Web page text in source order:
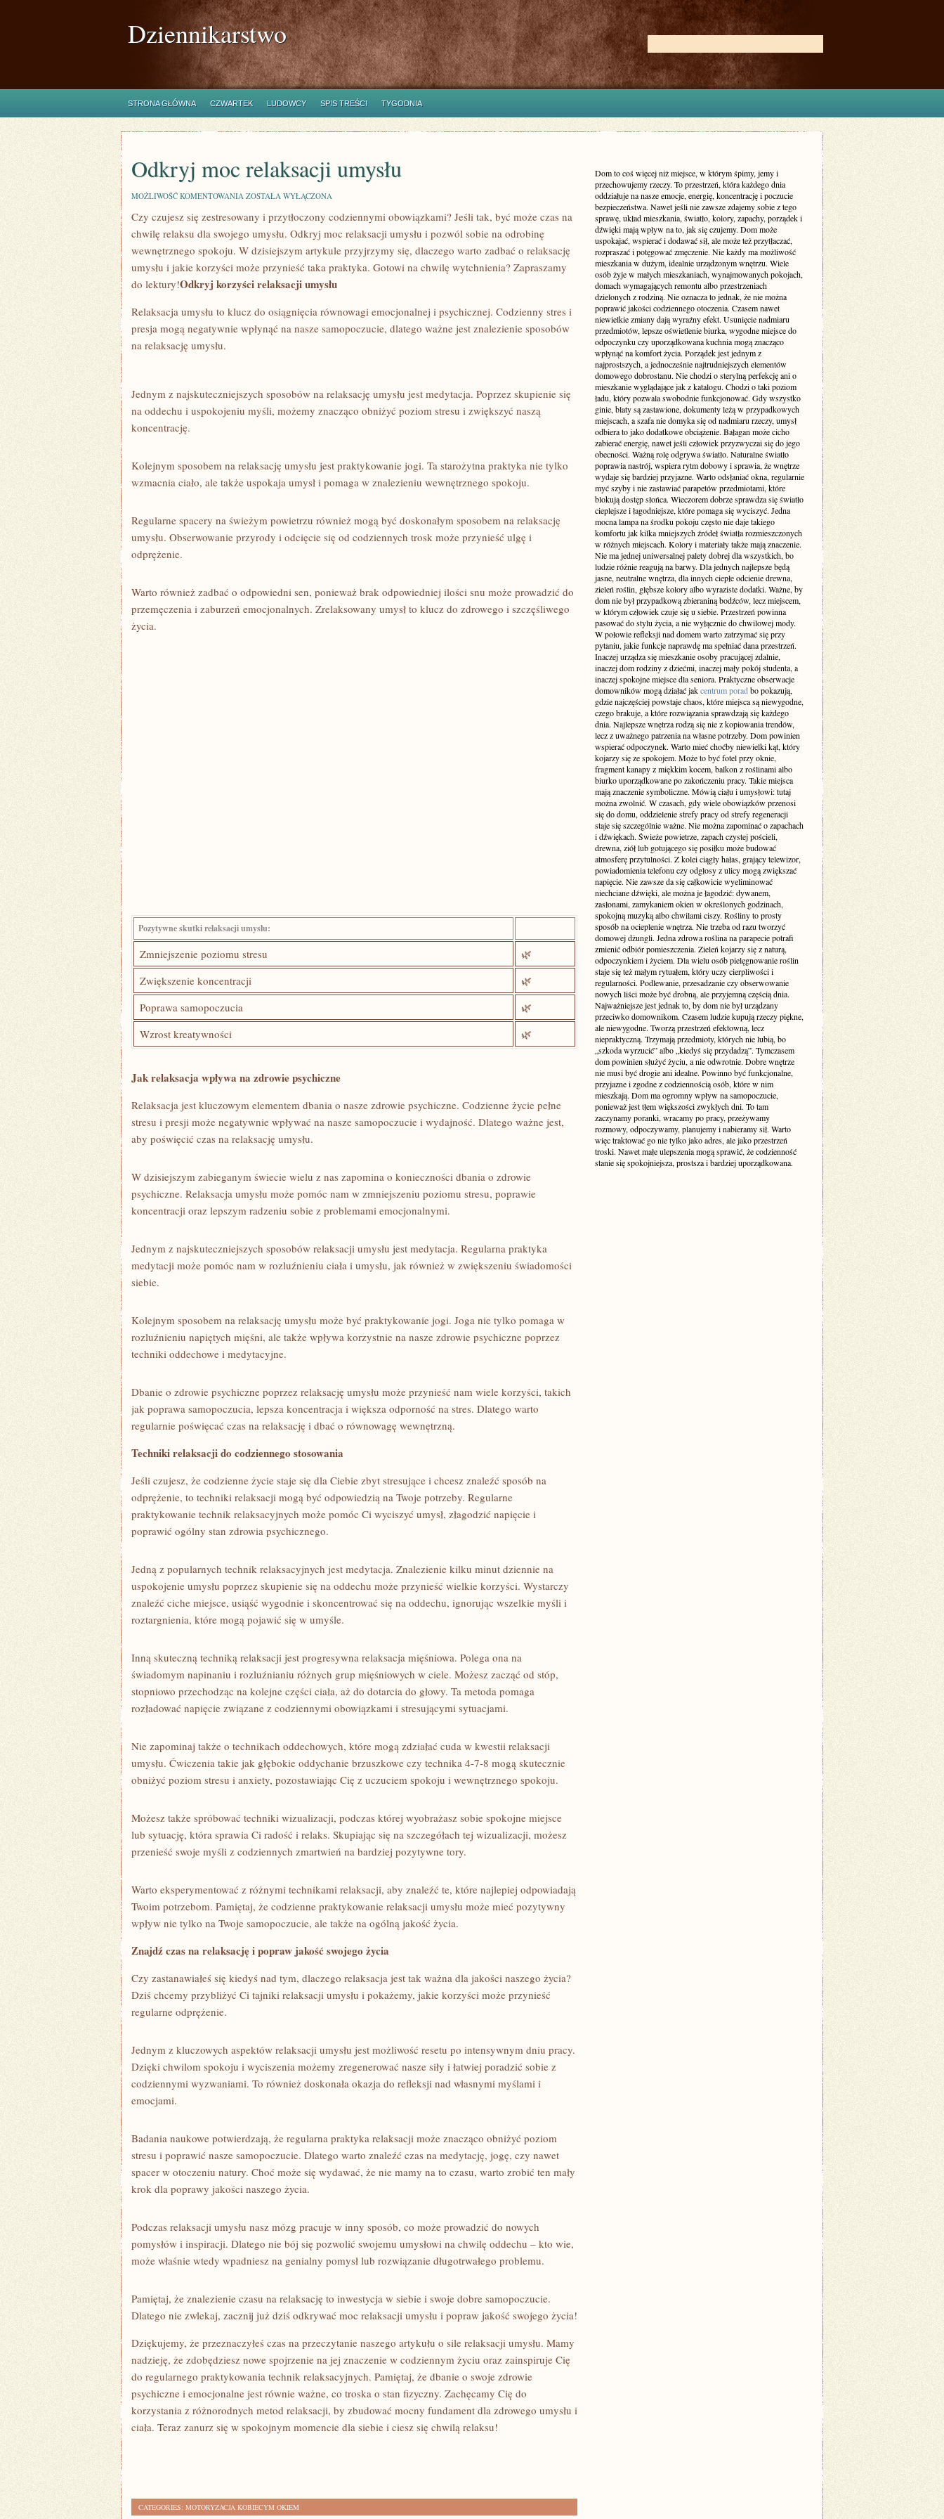
Dziennikarstwo
STRONA GŁÓWNA CZWARTEK LUDOWCY SPIS TREŚCI TYGODNIA
Odkryj moc relaksacji umysłu
MOŻLIWOŚĆ KOMENTOWANIA ODKRYJ
RELAKSACJI
UMYSŁU
ZOSTAŁA WYŁĄCZONA
Czy czujesz się zestresowany i przytłoczony‌ codziennymi obowiązkami? Jeśli tak, być może czas‌ na ​
chwilę ​relaksu dla swojego umysłu. Odkryj moc ⁤relaksacji ⁢umysłu i pozwól sobie ⁤na‌ odrobinę
wewnętrznego spokoju. ‍W‌ dzisiejszym⁢ artykule przyjrzymy się, ⁤dlaczego warto ​zadbać o relaksację‍
umysłu i jakie korzyści może przynieść taka praktyka. Gotowi na chwilę wytchnienia? Zapraszamy
do lektury!Odkryj korzyści relaksacji umysłu
Relaksacja umysłu to klucz do ‍osiągnięcia równowagi emocjonalnej i psychicznej. Codzienny stres i
presja mogą negatywnie wpłynąć na nasze samopoczucie, dlatego ważne jest znalezienie sposobów
na relaksację ‍umysłu.
Jednym z najskuteczniejszych sposobów na ⁤relaksację umysłu jest medytacja. Poprzez skupienie się
na oddechu i uspokojeniu ‌myśli, możemy znacząco obniżyć poziom stresu i zwiększyć naszą‌
koncentrację.
Kolejnym sposobem na relaksację umysłu jest praktykowanie jogi.‍ Ta starożytna praktyka nie ⁤tylko
wzmacnia ciało, ale także uspokaja umysł‌ i pomaga w znalezieniu wewnętrznego spokoju.
Regularne spacery na ‍świeżym powietrzu również mogą być⁤ doskonałym sposobem na relaksację
umysłu. Obserwowanie przyrody i odcięcie ‌się‌ od codziennych trosk‍ może przynieść ulgę i
odprężenie.
Warto również zadbać o ‌odpowiedni⁤ sen, ponieważ brak odpowiedniej ilości snu może prowadzić do
przemęczenia i zaburzeń emocjonalnych. Zrelaksowany umysł to klucz do zdrowego i szczęśliwego
życia.
Pozytywne skutki relaksacji ⁢umysłu:
Zmniejszenie poziomu stresu
🌿
Zwiększenie ⁤koncentracji
🌿
Poprawa samopoczucia
🌿
Wzrost kreatywności
🌿
Jak relaksacja wpływa na zdrowie psychiczne
Relaksacja jest kluczowym elementem dbania o nasze zdrowie psychiczne.⁣ Codzienne życie pełne
stresu i presji może negatywnie wpływać na nasze samopoczucie i wydajność. Dlatego ważne jest,
aby poświęcić czas na relaksację umysłu.
W dzisiejszym zabieganym świecie wielu z nas zapomina o konieczności dbania o zdrowie
psychiczne. Relaksacja umysłu może pomóc nam w zmniejszeniu poziomu stresu, poprawie
koncentracji oraz lepszym​ radzeniu sobie z⁣ problemami emocjonalnymi.
Jednym z ​najskuteczniejszych sposobów relaksacji umysłu⁤ jest medytacja. ‍Regularna praktyka
medytacji może pomóc nam w rozluźnieniu ciała i umysłu, jak również ⁤w zwiększeniu‍ świadomości
siebie.
Kolejnym⁢ sposobem na ⁤relaksację umysłu może być praktykowanie jogi. Joga nie tylko pomaga w
rozluźnieniu napiętych‌ mięśni, ale ​także wpływa korzystnie na nasze zdrowie psychiczne poprzez
techniki oddechowe i medytacyjne.
Dbanie o zdrowie psychiczne poprzez relaksację umysłu może przynieść ‌nam wiele​ korzyści, ​takich
jak poprawa samopoczucia, lepsza koncentracja ⁢i większa odporność na stres. Dlatego warto‌
regularnie poświęcać​ czas na relaksację ⁣i dbać⁣ o równowagę wewnętrzną.
Techniki relaksacji do ⁢codziennego stosowania
Jeśli czujesz, że codzienne życie staje się⁢ dla Ciebie zbyt stresujące i chcesz znaleźć sposób na
odprężenie, to techniki ⁢relaksacji mogą być odpowiedzią na Twoje potrzeby. Regularne
praktykowanie technik relaksacyjnych może pomóc Ci wyciszyć umysł, złagodzić napięcie i
poprawić ogólny stan ​zdrowia psychicznego.
Jedną z popularnych ⁢technik relaksacyjnych jest medytacja. Znalezienie kilku minut ​dziennie na
uspokojenie umysłu poprzez ‌skupienie się na oddechu⁣ może przynieść ⁢wielkie⁤ korzyści. Wystarczy
znaleźć ciche miejsce, usiąść wygodnie i skoncentrować się​ na oddechu, ​ignorując wszelkie myśli i
roztargnienia, które mogą pojawić się ‍w umyśle.
Inną⁣ skuteczną techniką relaksacji jest progresywna relaksacja mięśniowa. Polega ona ⁤na
świadomym napinaniu i rozluźnianiu różnych grup mięśniowych‌ w ciele. Możesz zacząć od stóp,
stopniowo przechodząc na kolejne części​ ciała, aż do dotarcia ⁢do głowy. Ta metoda pomaga
rozładować napięcie związane z codziennymi obowiązkami i stresującymi sytuacjami.
Nie⁤ zapominaj także o technikach ​oddechowych, które mogą zdziałać cuda w kwestii relaksacji
umysłu. Ćwiczenia takie jak głębokie oddychanie brzuszkowe czy technika 4-7-8 mogą skutecznie
⁢obniżyć poziom stresu i anxiety, pozostawiając Cię ⁤z uczuciem spokoju i wewnętrznego spokoju.
Możesz także spróbować techniki‍ wizualizacji, podczas​ której wyobrażasz sobie spokojne miejsce
‍lub sytuację, która sprawia ​Ci radość i relaks. Skupiając się na ⁤szczegółach tej‍ wizualizacji,‌ możesz
przenieść ‌swoje myśli z codziennych⁢ zmartwień na bardziej pozytywne ‌tory.
Warto eksperymentować z różnymi technikami relaksacji, aby znaleźć te, które najlepiej ⁤odpowiadają
Twoim potrzebom. Pamiętaj, że codzienne praktykowanie relaksacji umysłu może mieć pozytywny
wpływ⁢ nie tylko na Twoje samopoczucie, ale także na ogólną jakość ‍życia.
Znajdź czas na relaksację i popraw ⁢jakość swojego życia
Czy zastanawiałeś się kiedyś nad tym,⁤ dlaczego relaksacja jest​ tak ważna dla jakości naszego życia?
Dziś chcemy przybliżyć Ci tajniki relaksacji umysłu i pokażemy, jakie korzyści może przynieść⁢
regularne odprężenie.
Jednym z kluczowych aspektów relaksacji umysłu jest możliwość resetu po intensywnym dniu pracy.
Dzięki⁤ chwilom spokoju i wyciszenia możemy zregenerować ⁤nasze siły i łatwiej poradzić sobie z
codziennymi wyzwaniami. To również⁢ doskonała okazja do refleksji nad własnymi​ myślami i
emocjami.
Badania naukowe potwierdzają, że regularna praktyka‍ relaksacji ​może znacząco obniżyć ⁣poziom
⁣stresu ‍i poprawić nasze samopoczucie. Dlatego warto znaleźć czas na medytację, jogę, czy nawet
spacer w otoczeniu natury. Choć może się wydawać, że nie mamy ​na to⁣ czasu, warto zrobić ten mały
krok dla poprawy jakości naszego życia.
Podczas relaksacji⁢ umysłu ⁣nasz mózg pracuje w inny sposób, co może ⁣prowadzić do nowych
pomysłów ⁢i inspiracji. Dlatego nie bój się ⁤pozwolić swojemu umysłowi na chwilę oddechu – kto wie,
może właśnie wtedy‍ wpadniesz ⁣na genialny⁤ pomysł lub rozwiązanie długotrwałego problemu.
Pamiętaj, że znalezienie czasu na⁣ relaksację ⁤to inwestycja w‍ siebie i swoje dobre samopoczucie.
Dlatego nie zwlekaj, zacznij już dziś ‍odkrywać moc relaksacji umysłu i​ popraw jakość swojego⁣ życia!
Dziękujemy, że ‌przeznaczyłeś czas ‍na przeczytanie ‌naszego artykułu⁢ o sile relaksacji umysłu. Mamy
nadzieję, że⁣ zdobędziesz ​nowe spojrzenie na jej znaczenie w codziennym życiu oraz zainspiruje Cię
do regularnego​ praktykowania technik relaksacyjnych. Pamiętaj, że dbanie o​ swoje zdrowie
psychiczne i emocjonalne jest równie ważne, co troska o stan⁢ fizyczny. Zachęcamy Cię do
korzystania z⁤ różnorodnych metod relaksacji, by zbudować mocny fundament ​dla zdrowego umysłu i
ciała. Teraz zanurz się‍ w spokojnym momencie dla siebie i ciesz się ⁢chwilą relaksu!
CATEGORIES: MOTORYZACJA KOBIECYM OKIEM
Dom to coś więcej niż miejsce, w którym śpimy, jemy i
przechowujemy rzeczy. To przestrzeń, która każdego dnia
oddziałuje na nasze emocje, energię, koncentrację i poczucie
bezpieczeństwa. Nawet jeśli nie zawsze zdajemy sobie z tego
sprawę, układ mieszkania, światło, kolory, zapachy, porządek i
dźwięki mają wpływ na to, jak się czujemy. Dom może
uspokajać, wspierać i dodawać sił, ale może też przytłaczać,
rozpraszać i potęgować zmęczenie. Nie każdy ma możliwość
mieszkania w dużym, idealnie urządzonym wnętrzu. Wiele
osób żyje w małych mieszkaniach, wynajmowanych pokojach,
domach wymagających remontu albo przestrzeniach
dzielonych z rodziną. Nie oznacza to jednak, że nie można
poprawić jakości codziennego otoczenia. Czasem nawet
niewielkie zmiany dają wyraźny efekt. Usunięcie nadmiaru
przedmiotów, lepsze oświetlenie biurka, wygodne miejsce do
odpoczynku czy uporządkowana kuchnia mogą znacząco
wpłynąć na komfort życia. Porządek jest jednym z
najprostszych, a jednocześnie najtrudniejszych elementów
domowego dobrostanu. Nie chodzi o sterylną perfekcję ani o
mieszkanie wyglądające jak z katalogu. Chodzi o taki poziom
ładu, który pozwala swobodnie funkcjonować. Gdy wszystko
ginie, blaty są zastawione, dokumenty leżą w przypadkowych
miejscach, a szafa nie domyka się od nadmiaru rzeczy, umysł
odbiera to jako dodatkowe obciążenie. Bałagan może cicho
zabierać energię, nawet jeśli człowiek przyzwyczai się do jego
obecności. Ważną rolę odgrywa światło. Naturalne światło
poprawia nastrój, wspiera rytm dobowy i sprawia, że wnętrze
wydaje się bardziej przyjazne. Warto odsłaniać okna, regularnie
myć szyby i nie zastawiać parapetów przedmiotami, które
blokują dostęp słońca. Wieczorem dobrze sprawdza się światło
cieplejsze i łagodniejsze, które pomaga się wyciszyć. Jedna
mocna lampa na środku pokoju często nie daje takiego
komfortu jak kilka mniejszych źródeł światła rozmieszczonych
w różnych miejscach. Kolory i materiały także mają znaczenie.
Nie ma jednej uniwersalnej palety dobrej dla wszystkich, bo
ludzie różnie reagują na barwy. Dla jednych najlepsze będą
jasne, neutralne wnętrza, dla innych ciepłe odcienie drewna,
zieleń roślin, głębsze kolory albo wyraziste dodatki. Ważne, by
dom nie był przypadkową zbieraniną bodźców, lecz miejscem,
w którym człowiek czuje się u siebie. Przestrzeń powinna
pasować do stylu życia, a nie wyłącznie do chwilowej mody.
W połowie refleksji nad domem warto zatrzymać się przy
pytaniu, jakie funkcje naprawdę ma spełniać dana przestrzeń.
Inaczej urządza się mieszkanie osoby pracującej zdalnie,
inaczej dom rodziny z dziećmi, inaczej mały pokój studenta, a
inaczej spokojne miejsce dla seniora. Praktyczne obserwacje
domowników mogą działać jakcentrum poradbo pokazują,
gdzie najczęściej powstaje chaos, które miejsca są niewygodne,
czego brakuje, a które rozwiązania sprawdzają się każdego
dnia. Najlepsze wnętrza rodzą się nie z kopiowania trendów,
lecz z uważnego patrzenia na własne potrzeby. Dom powinien
wspierać odpoczynek. Warto mieć choćby niewielki kąt, który
kojarzy się ze spokojem. Może to być fotel przy oknie,
fragment kanapy z miękkim kocem, balkon z roślinami albo
biurko uporządkowane po zakończeniu pracy. Takie miejsca
mają znaczenie symboliczne. Mówią ciału i umysłowi: tutaj
można zwolnić. W czasach, gdy wiele obowiązków przenosi
się do domu, oddzielenie strefy pracy od strefy regeneracji
staje się szczególnie ważne. Nie można zapominać o zapachach
i dźwiękach. Świeże powietrze, zapach czystej pościeli,
drewna, ziół lub gotującego się posiłku może budować
atmosferę przytulności. Z kolei ciągły hałas, grający telewizor,
powiadomienia telefonu czy odgłosy z ulicy mogą zwiększać
napięcie. Nie zawsze da się całkowicie wyeliminować
niechciane dźwięki, ale można je łagodzić: dywanem,
zasłonami, zamykaniem okien w określonych godzinach,
spokojną muzyką albo chwilami ciszy. Rośliny to prosty
sposób na ocieplenie wnętrza. Nie trzeba od razu tworzyć
domowej dżungli. Jedna zdrowa roślina na parapecie potrafi
zmienić odbiór pomieszczenia. Zieleń kojarzy się z naturą,
odpoczynkiem i życiem. Dla wielu osób pielęgnowanie roślin
staje się też małym rytuałem, który uczy cierpliwości i
regularności. Podlewanie, przesadzanie czy obserwowanie
nowych liści może być drobną, ale przyjemną częścią dnia.
Najważniejsze jest jednak to, by dom nie był urządzany
przeciwko domownikom. Czasem ludzie kupują rzeczy piękne,
ale niewygodne. Tworzą przestrzeń efektowną, lecz
niepraktyczną. Trzymają przedmioty, których nie lubią, bo
„szkoda wyrzucić” albo „kiedyś się przydadzą”. Tymczasem
dom powinien służyć życiu, a nie odwrotnie. Dobre wnętrze
nie musi być drogie ani idealne. Powinno być funkcjonalne,
przyjazne i zgodne z codziennością osób, które w nim
mieszkają. Dom ma ogromny wpływ na samopoczucie,
ponieważ jest tłem większości zwykłych dni. To tam
zaczynamy poranki, wracamy po pracy, przeżywamy
rozmowy, odpoczywamy, planujemy i nabieramy sił. Warto
więc traktować go nie tylko jako adres, ale jako przestrzeń
troski. Nawet małe ulepszenia mogą sprawić, że codzienność
stanie się spokojniejsza, prostsza i bardziej uporządkowana.